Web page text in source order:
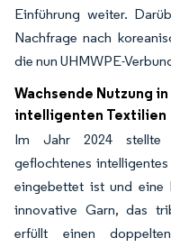
Einführung weiter.
Nachfrage nach
die nun UHMWPE-
Wachsende Nutzung
intelligenten Textilien
Im Jahr 2024 stellte
geflochtenes
eingebettet ist und eine
innovative Garn, das
erfüllt einen